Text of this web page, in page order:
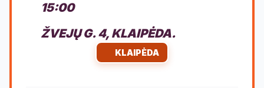
15:00
ŽVEJŲ G. 4, KLAIPĖDA.
KLAIPĖDA